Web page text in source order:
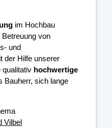
im Hochbau
von
und
der Hilfe unserer
qualitativ hochwertige
Bauherr, sich lange
Vilbel